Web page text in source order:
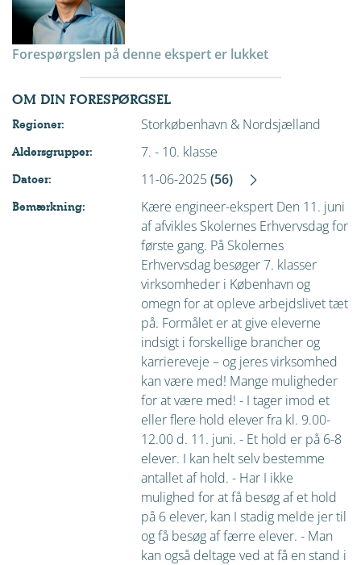
Forespørgslen på denne ekspert er lukket
OM DIN FORESPØRGSEL
Regioner: Storkøbenhavn & Nordsjælland
Aldersgrupper: 7. - 10. klasse
Datoer: 11-06-2025(56)
Bemærkning:
Kære engineer-ekspert Den 11. juni
af afvikles Skolernes Erhvervsdag for
første gang. På Skolernes
Erhvervsdag besøger 7. klasser
virksomheder i København og
omegn for at opleve arbejdslivet tæt
på. Formålet er at give eleverne
indsigt i forskellige brancher og
karriereveje – og jeres virksomhed
kan være med! Mange muligheder
for at være med! - I tager imod et
eller flere hold elever fra kl. 9.00-
12.00 d. 11. juni. - Et hold er på 6-8
elever. I kan helt selv bestemme
antallet af hold. - Har I ikke
mulighed for at få besøg af et hold
på 6 elever, kan I stadig melde jer til
og få besøg af færre elever. - Man
kan også deltage ved at få en stand i